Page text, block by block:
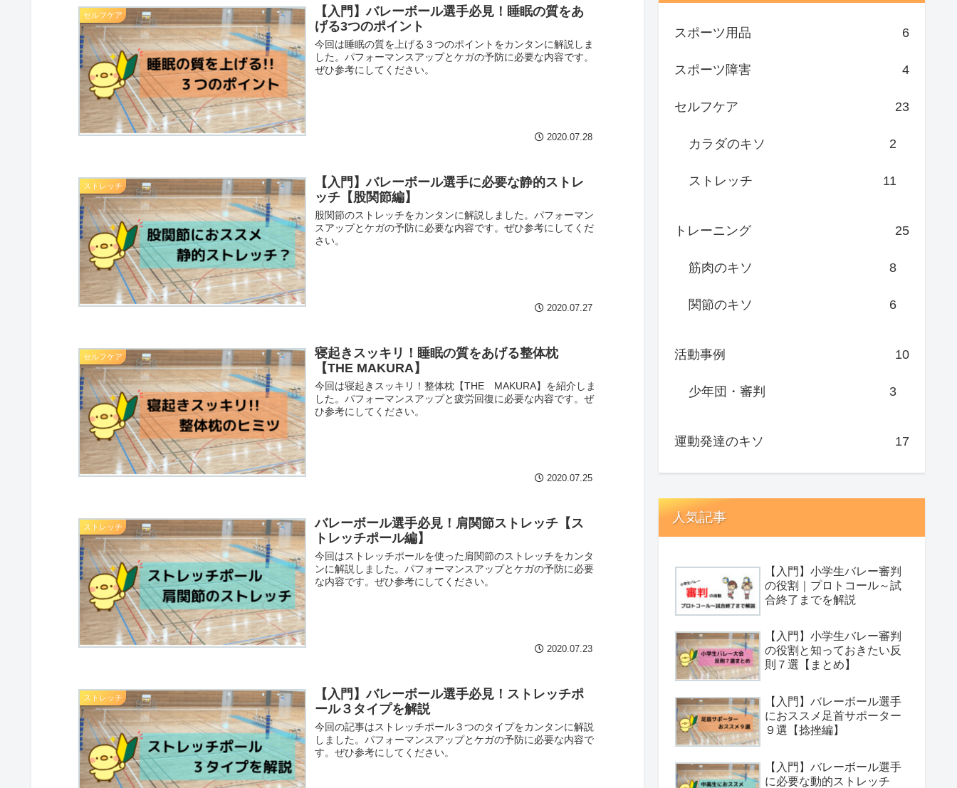
セルフケア
【入門】バレーボール選手必見！睡眠の質をあ
げる3つのポイント
今回は睡眠の質を上げる３つのポイントをカンタンに解説しま
した。パフォーマンスアップとケガの予防に必要な内容です。
ぜひ参考にしてください。
2020.07.28
ストレッチ
【入門】バレーボール選手に必要な静的ストレ
ッチ【股関節編】
股関節のストレッチをカンタンに解説しました。パフォーマン
スアップとケガの予防に必要な内容です。ぜひ参考にしてくだ
さい。
2020.07.27
セルフケア
寝起きスッキリ！睡眠の質をあげる整体枕
【THE MAKURA】
今回は寝起きスッキリ！整体枕【THE MAKURA】を紹介しま
した。パフォーマンスアップと疲労回復に必要な内容です。ぜ
ひ参考にしてください。
2020.07.25
ストレッチ
バレーボール選手必見！肩関節ストレッチ【ス
トレッチポール編】
今回はストレッチポールを使った肩関節のストレッチをカンタ
ンに解説しました。パフォーマンスアップとケガの予防に必要
な内容です。ぜひ参考にしてください。
2020.07.23
ストレッチ
【入門】バレーボール選手必見！ストレッチポ
ール３タイプを解説
今回の記事はストレッチポール３つのタイプをカンタンに解説
しました。パフォーマンスアップとケガの予防に必要な内容で
す。ぜひ参考にしてください。
スポーツ用品 6
スポーツ障害 4
セルフケア 23
カラダのキソ 2
ストレッチ 11
トレーニング 25
筋肉のキソ 8
関節のキソ 6
活動事例 10
少年団・審判 3
運動発達のキソ 17
人気記事
【入門】小学生バレー審判
の役割｜プロトコール～試
合終了までを解説
【入門】小学生バレー審判
の役割と知っておきたい反
則７選【まとめ】
【入門】バレーボール選手
におススメ足首サポーター
９選【捻挫編】
【入門】バレーボール選手
に必要な動的ストレッチ